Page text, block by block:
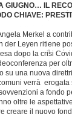
GIUGNO… IL
CHIAVE:
Merkel a
der Leyen ritiene
dopo la crisi
per
su una nuova
verrà erogata
a fondo
oltre le
creare il nuovo